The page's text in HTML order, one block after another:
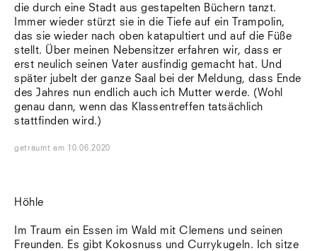
die durch eine Stadt aus gestapelten Büchern tanzt.
Immer wieder stürzt sie in die Tiefe auf ein Trampolin,
das sie wieder nach oben katapultiert und auf die Füße
stellt. Über meinen Nebensitzer erfahren wir, dass er
erst neulich seinen Vater ausfindig gemacht hat. Und
später jubelt der ganze Saal bei der Meldung, dass Ende
des Jahres nun endlich auch ich Mutter werde. (Wohl
genau dann, wenn das Klassentreffen tatsächlich
stattfinden wird.)
geträumt am 10.06.2020
Höhle
Im Traum ein Essen im Wald mit Clemens und seinen
Freunden. Es gibt Kokosnuss und Currykugeln. Ich sitze